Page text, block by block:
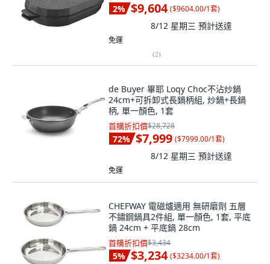
2% $9,604 ($9604.00/1套)
8/12 星期三 預計送達
免運
(2)
de Buyer 畢耶 Loqy Choc不沾炒鍋
24cm+可拆卸式長鍋柄組, 炒鍋+長鍋
柄, 單一顏色, 1套
首購折扣價$28,728
72% $7,999 ($7999.00/1套)
8/12 星期三 預計送達
免運
CHEFWAY 電磁爐適用 無研磨劑 五層
不鏽鋼鍋具2件組, 單一顏色, 1套, 平底
鍋 24cm + 平底鍋 28cm
首購折扣價$3,434
5% $3,234 ($3234.00/1套)